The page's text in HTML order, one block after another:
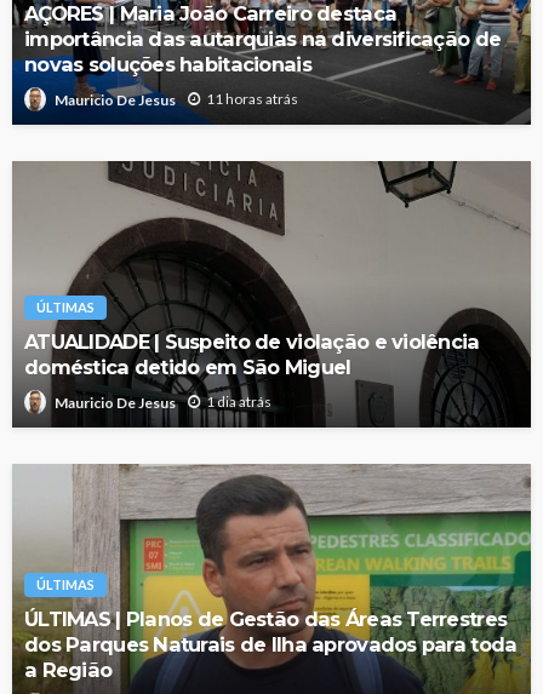
AÇORES | Maria João Carreiro destaca
importância das autarquias na diversificação de
novas soluções habitacionais
Mauricio De Jesus 11 horas atrás
ÚLTIMAS
ATUALIDADE | Suspeito de violação e violência
doméstica detido em São Miguel
Mauricio De Jesus 1 dia atrás
ÚLTIMAS
ÚLTIMAS | Planos de Gestão das Áreas Terrestres
dos Parques Naturais de Ilha aprovados para toda
a Região